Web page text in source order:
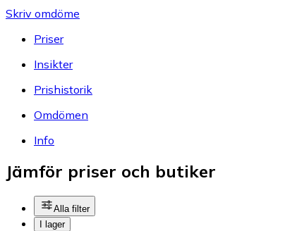
Skriv omdöme
Priser
Insikter
Prishistorik
Omdömen
Info
Jämför priser och butiker
Alla filter
I lager